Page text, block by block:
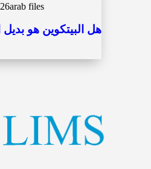
arab files
هل البيتكوين هو بديل